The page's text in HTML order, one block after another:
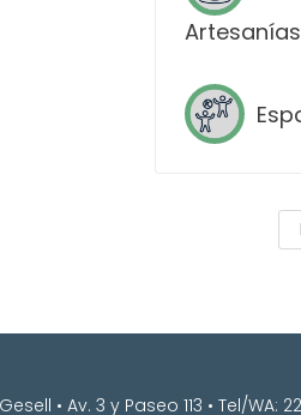
• Av. 3 y Paseo 113 • Tel/WA: